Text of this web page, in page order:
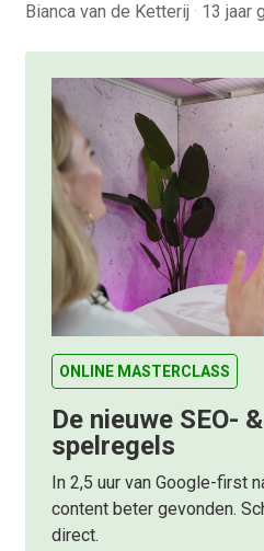
Bianca van de Ketterij · 13 jaar
ONLINE MASTERCLASS
De nieuwe SEO-
spelregels
In 2,5 uur van Google-first
content beter gevonden.
direct.